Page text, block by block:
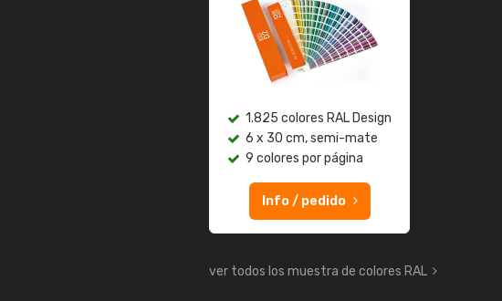
1.825 colores RAL Design
6 x 30 cm, semi-mate
9 colores por página
Info / pedido
ver todos los muestra de colores RAL